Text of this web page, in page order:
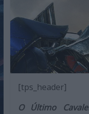
[tps_header]
O Último